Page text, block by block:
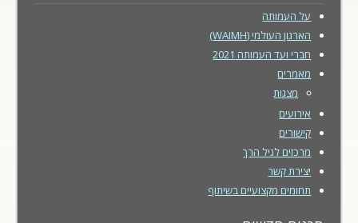
על העמותה
הארגון העולמי (WAIMH)
חברי ועד העמותה 2021
מאמרים
מצגות
אירועים
קישורים
מרכזים לגיל הרך
יצירת קשר
תחומים מקצועיים בשיתוף